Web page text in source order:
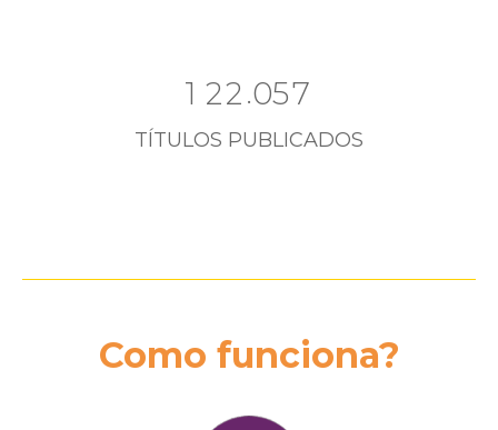
1 22.057
TÍTULOS PUBLICADOS
Como funciona?